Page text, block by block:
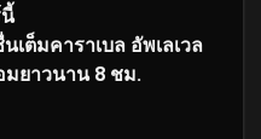
นี้
เต็มคาราเบล อัพเลเวล
มยาวนาน 8 ชม.